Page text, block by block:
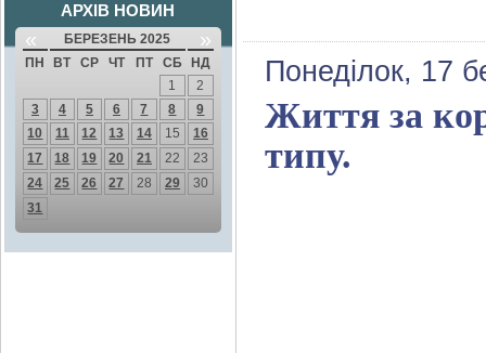
АРХІВ НОВИН
« БЕРЕЗЕНЬ 2025 »
ПН ВТ СР ЧТ ПТ СБ
НД
1
2
3
4 5 6 7 8
9
10
11 12 13 14 15
16
17
18 19 20 21 22
23
24
25 26 27 28 29
30
31
Понеділок, 17
Життя за
типу.